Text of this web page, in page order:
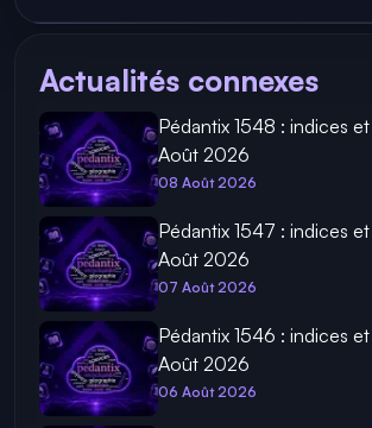
Actualités connexes
Pédantix 1548 : indices
Août 2026
08 Août 2026
Pédantix 1547 : indices
Août 2026
07 Août 2026
Pédantix 1546 : indices
Août 2026
06 Août 2026